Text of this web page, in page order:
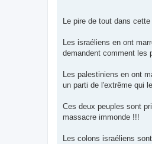
Le pire de tout dans
Les israéliens en ont
demandent comment les
Les palestiniens en ont
un parti de l'extrême qui
Ces deux peuples sont
massacre immonde !!!
Les colons israéliens